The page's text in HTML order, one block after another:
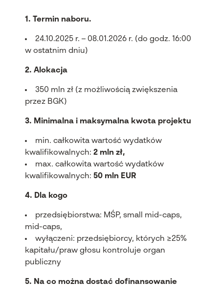
1. Termin naboru.
24.10.2025 r. – 08.01.2026 r. (do godz. 16:00
w ostatnim dniu)
2. Alokacja
350 mln zł (z możliwością zwiększenia
przez BGK)
3. Minimalna i maksymalna kwota projektu
min. całkowita wartość wydatków
kwalifikowalnych: 2 mln zł,
max. całkowita wartość wydatków
kwalifikowalnych: 50 mln EUR
4. Dla kogo
przedsiębiorstwa: MŚP, small mid-caps,
mid-caps,
wyłączeni: przedsiębiorcy, których ≥25%
kapitału/praw głosu kontroluje organ
publiczny
5. Na co można dostać dofinansowanie